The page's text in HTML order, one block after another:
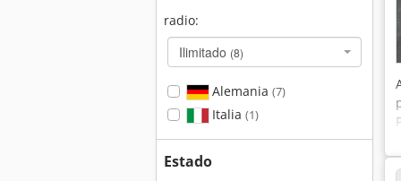
radio:
Ilimitado (8)
Alemania (7)
Italia (1)
Estado